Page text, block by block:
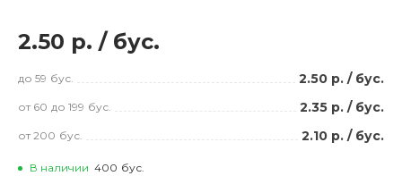
2.50 р. / бус.
до 59 бус. 2.50 р. / бус.
от 60 до 199 бус. 2.35 р. / бус.
от 200 бус. 2.10 р. / бус.
В наличии 400 бус.